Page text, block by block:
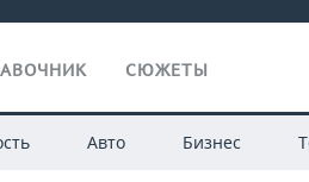
СЮЖЕТЫ
Авто Бизнес